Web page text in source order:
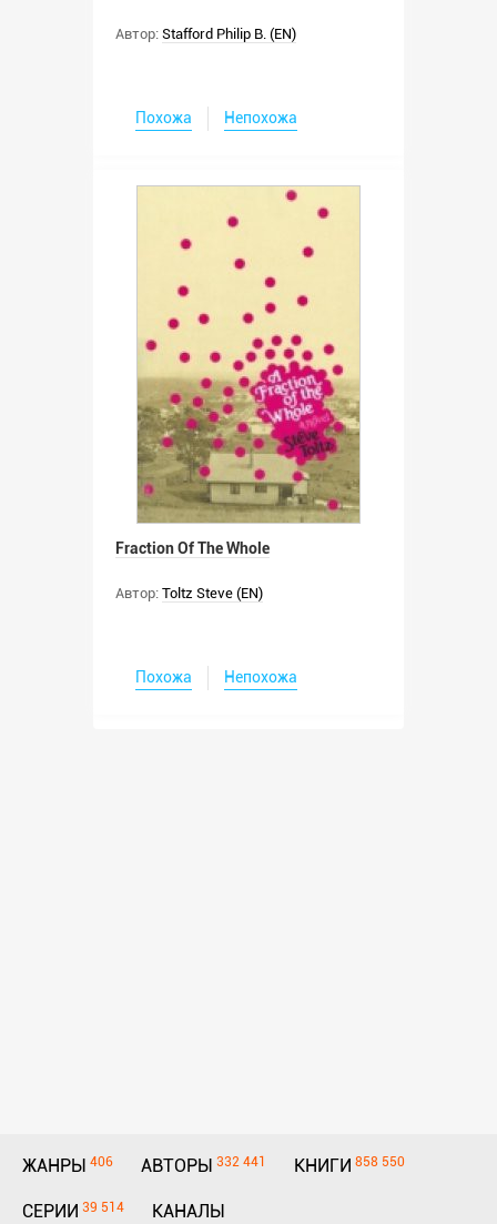
Автор: Stafford Philip B. (EN)
Похожа Непохожа
Fraction Of The Whole
Автор: Toltz Steve (EN)
Похожа Непохожа
ЖАНРЫ 406 АВТОРЫ 332 441 КНИГИ 858 550
СЕРИИ 39 514 КАНАЛЫ